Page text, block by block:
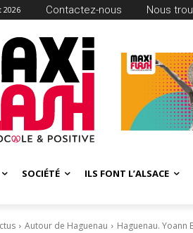
Contactez-nous Nous
SOCIÉTÉ ILS FONT L’ALSACE
Autour de Haguenau Haguenau. Yoann